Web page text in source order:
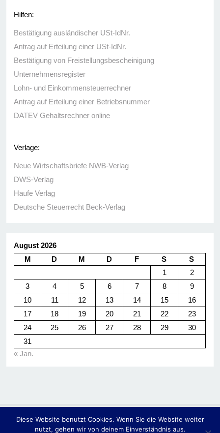
Hilfen:
Bestätigung ausländischer USt-IdNr.
Antrag auf Erteilung einer USt-IdNr.
Bestätigung von Freistellungsbescheinigung
Unternehmensregister
Lohn- und Einkommensteuerrechner
Antrag auf Erteilung einer Betriebsnummer
DATEV Gehaltsrechner online
Verlage:
Neue Wirtschaftsbriefe NWB-Verlag
DWS-Verlag
Haufe Verlag
Deutsche Steuerrecht Beck-Verlag
August 2026
M
D M D F S
S
1
2
3
4 5 6 7 8
9
10
11 12 13 14 15
16
17
18 19 20 21 22
23
24
25 26 27 28 29
30
31
« Jan.
© 2014Hassler • Fülscher & Partner -Steuerberater-
Diese Website benutzt Cookies. Wenn Sie die Website weiter
nutzt, gehen wir von deinem Einverständnis aus.